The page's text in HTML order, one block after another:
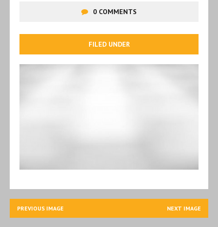
0 COMMENTS
FILED UNDER
PREVIOUS IMAGE NEXT IMAGE